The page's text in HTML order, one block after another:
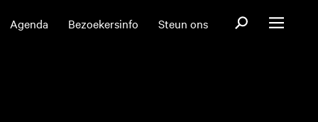
Agenda Bezoekersinfo Steun ons OpenOpen menu